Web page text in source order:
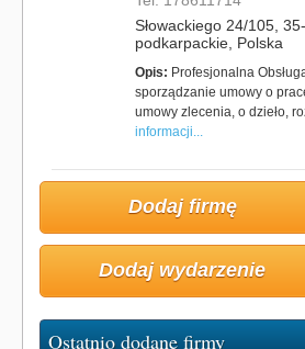
Słowackiego 24/105,
podkarpackie, Polska
Opis: Profesjonalna
sporządzanie umowy o
umowy zlecenia, o dzieło,
informacji...
Dodaj firmę
Dodaj wydarzenie
Ostatnio dodane firmy